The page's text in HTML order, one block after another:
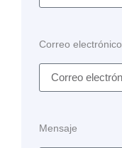
Correo electrónico
Mensaje